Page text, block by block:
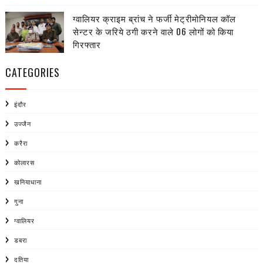
ग्वालियर क्राइम ब्रांच ने फर्जी मेट्रीमोनियल कॉल
सेन्टर के जरिये ठगी करने वाले 06 लोगों को किया
गिरफ्तार
CATEGORIES
इंदौर
उज्जैन
करैरा
कोलारस
खनियाधाना
गुना
ग्वालियर
डबरा
दतिया